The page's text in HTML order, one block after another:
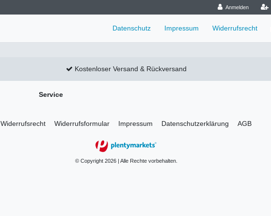
Anmelden
Datenschutz Impressum Widerrufsrecht
Kostenloser Versand & Rückversand
Service
Widerrufs­recht Widerrufs­formular Impressum Daten­schutz­erklärung AGB
© Copyright 2026 | Alle Rechte vorbehalten.